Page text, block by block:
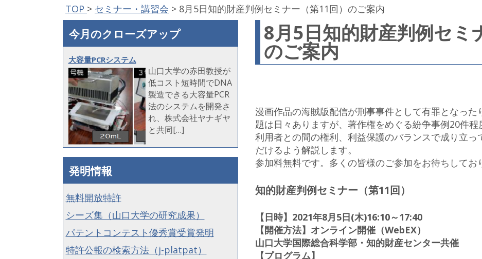
TOP > セミナー・講習会 > 8月5日知的財産判例セミナー（第11回）のご案内
8月5日知的財産判例セミ
のご案内
漫画作品の海賊版配信が刑事事件として有罪となっ
題は日々ありますが、著作権をめぐる紛争事例20件
利用者との間の権利、利益保護のバランスで成り立っ
だけるよう解説します。
参加料無料です。多くの皆様のご参加をお待ちしてお
知的財産判例セミナー（第11回）
【日時】2021年8月5日(木)16:10～17:40
【開催方法】オンライン開催（WebEX）
山口大学国際総合科学部・知的財産センター共催
【プログラム】
今月のクローズアップ
大容量PCRシステム
山口大学の赤田教授が
低コスト短時間でDNA
製造できる大容量PCR
法のシステムを開発さ
れ、株式会社ヤナギヤ
と共同[…]
発明情報
無料開放特許
シーズ集（山口大学の研究成果）
パテントコンテスト優秀賞受賞発明
特許公報の検索方法（j-platpat）